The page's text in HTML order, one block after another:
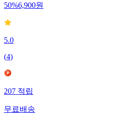
50%6,900원
5.0
(4)
207 적립
무료배송